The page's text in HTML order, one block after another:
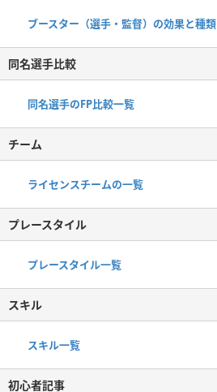
ブースター（選手・監督）の効果と種類
同名選手比較
同名選手のFP比較一覧
チーム
ライセンスチームの一覧
プレースタイル
プレースタイル一覧
スキル
スキル一覧
初心者記事